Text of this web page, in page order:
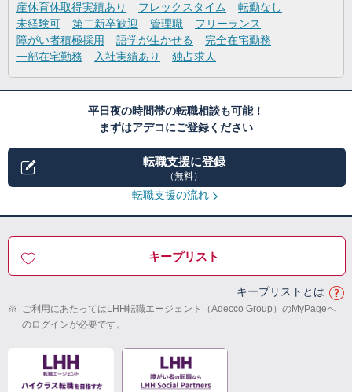
産休育休取得実績あり
フレックスタイム
転勤なし
未経験可
第二新卒歓迎 管理職
フリーランス
障がい者積極採用
語学が生かせる
完全在宅勤務
一部在宅勤務
入社実績あり 独占求人
平日夜の時間帯の転職相談も可能！
まずはアデコにご登録ください
転職支援に登録
（無料）
転職支援の流れ
キープリスト
キープリストとは
※ ご利用にあたってはLHH転職エージェント（Adecco Group）のMyPageへ
のログインが必要です。